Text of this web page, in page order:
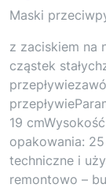
Maski
z zaciskiem na
cząstek
19
opakowania:
techniczne i
remontowo –